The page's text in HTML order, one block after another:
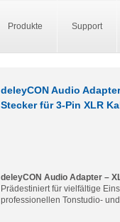
Produkte Support
deleyCON Audio
Stecker für 3-Pin XLR
deleyCON Audio Adapter –
Prädestiniert für vielfältige
professionellen Tonstudio-